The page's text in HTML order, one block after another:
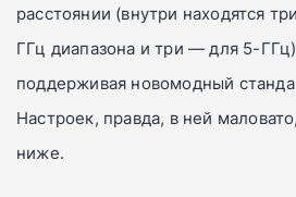
расстоянии (внутри находятся
ГГц диапазона и три—для 5-
поддерживая новомодный
Настроек, правда, в ней
ниже.